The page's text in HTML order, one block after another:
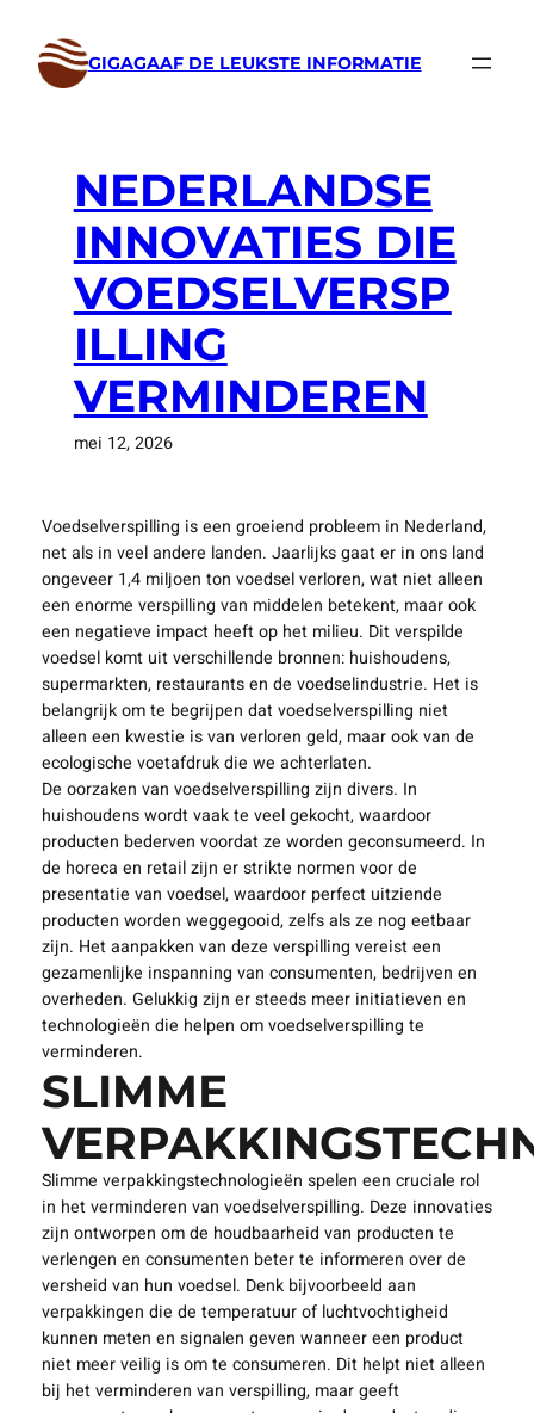
naar
GIGAGAAF DE LEUKSTE INFORMATIE
NEDERLANDSE
INNOVATIES DIE
VOEDSELVERSP
ILLING
VERMINDEREN
mei 12, 2026
Voedselverspilling is een groeiend probleem in Nederland,
net als in veel andere landen. Jaarlijks gaat er in ons land
ongeveer 1,4 miljoen ton voedsel verloren, wat niet alleen
een enorme verspilling van middelen betekent, maar ook
een negatieve impact heeft op het milieu. Dit verspilde
voedsel komt uit verschillende bronnen: huishoudens,
supermarkten, restaurants en de voedselindustrie. Het is
belangrijk om te begrijpen dat voedselverspilling niet
alleen een kwestie is van verloren geld, maar ook van de
ecologische voetafdruk die we achterlaten.
De oorzaken van voedselverspilling zijn divers. In
huishoudens wordt vaak te veel gekocht, waardoor
producten bederven voordat ze worden geconsumeerd. In
de horeca en retail zijn er strikte normen voor de
presentatie van voedsel, waardoor perfect uitziende
producten worden weggegooid, zelfs als ze nog eetbaar
zijn. Het aanpakken van deze verspilling vereist een
gezamenlijke inspanning van consumenten, bedrijven en
overheden. Gelukkig zijn er steeds meer initiatieven en
technologieën die helpen om voedselverspilling te
verminderen.
SLIMME
Slimme verpakkingstechnologieën spelen een cruciale rol
in het verminderen van voedselverspilling. Deze innovaties
zijn ontworpen om de houdbaarheid van producten te
verlengen en consumenten beter te informeren over de
versheid van hun voedsel. Denk bijvoorbeeld aan
verpakkingen die de temperatuur of luchtvochtigheid
kunnen meten en signalen geven wanneer een product
niet meer veilig is om te consumeren. Dit helpt niet alleen
bij het verminderen van verspilling, maar geeft